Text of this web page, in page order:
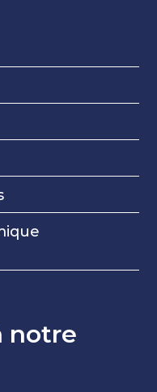
notre